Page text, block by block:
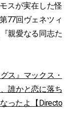
スが実在した怪
77回ヴェネツィ
親愛なる同志た
ス』マックス・
誰かと恋に落ち
ったよ【Directo